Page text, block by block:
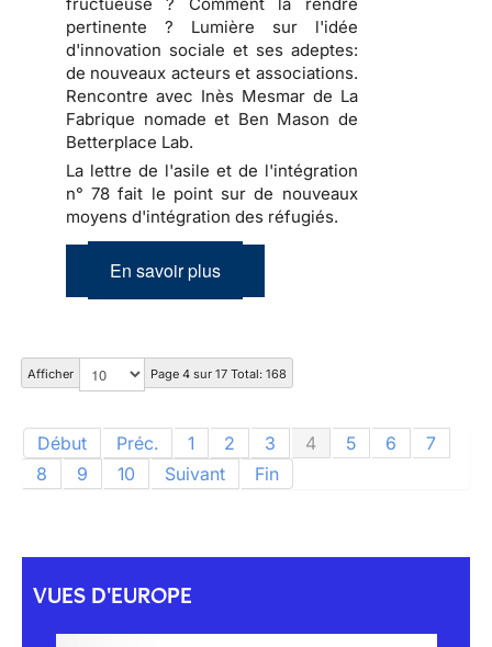
pertinente ? Lumière sur l'idée
d'innovation sociale et ses adeptes:
de nouveaux acteurs et associations.
Rencontre avec Inès Mesmar de La
Fabrique nomade et Ben Mason de
Betterplace Lab.
La lettre de l'asile et de l'intégration
n° 78 fait le point sur de nouveaux
moyens d'intégration des réfugiés.
En savoir plus
Afficher Page 4 sur 17 Total: 168
Début Préc. 1 2 3 4 5 6
7
8
9 10 Suivant Fin
VUES D'EUROPE